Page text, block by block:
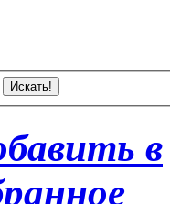
Искать!